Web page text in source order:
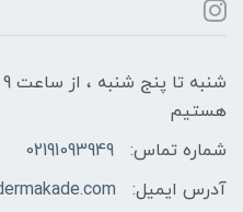
هستیم
شماره تماس:
02191093949
آدرس ایمیل: